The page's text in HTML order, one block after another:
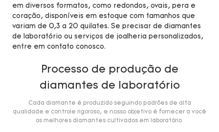
em diversos formatos, como redondos, ovais, pera e
coração, disponíveis em estoque com tamanhos que
variam de 0,3 a 20 quilates. Se precisar de diamantes
de laboratório ou serviços de joalheria personalizados,
entre em contato conosco.
Processo de produção de
diamantes de laboratório
Cada diamante é produzido seguindo padrões de alta
qualidade e controle rigoroso, e nosso objetivo é fornecer a você
os melhores diamantes cultivados em laboratório.